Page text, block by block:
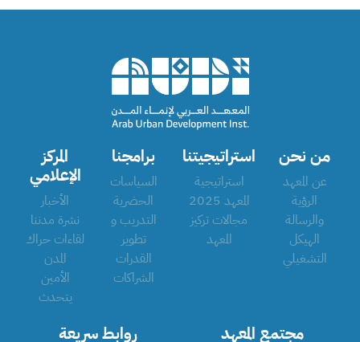
من نحن
عن المعهد
الرؤية
والرسالة
الهيكل
التشغيلي
استراتيجيتنا
استراتيجية
المعهد 2025
مجالات تركيز
المعهد
برامجنا
السياسات
الحضرية
التدريب و
تطوير
القدرات
الشراكات
المركز
الإعلامي
الأخبار
نشرة مدننا
لقاءات حراك
المدن
الأمين
يتحدث
مجتمع المعهد روابط سريعة